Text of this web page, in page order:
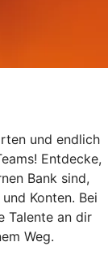
und endlich
Entdecke,
Bank sind,
Konten. Bei
Talente an dir
Weg.